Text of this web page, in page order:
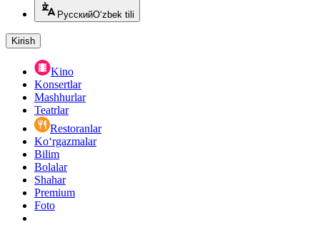
РусскийO‘zbek tili
Kirish
Kino
Konsertlar
Mashhurlar
Teatrlar
Restoranlar
Ko‘rgazmalar
Bilim
Bolalar
Shahar
Premium
Foto